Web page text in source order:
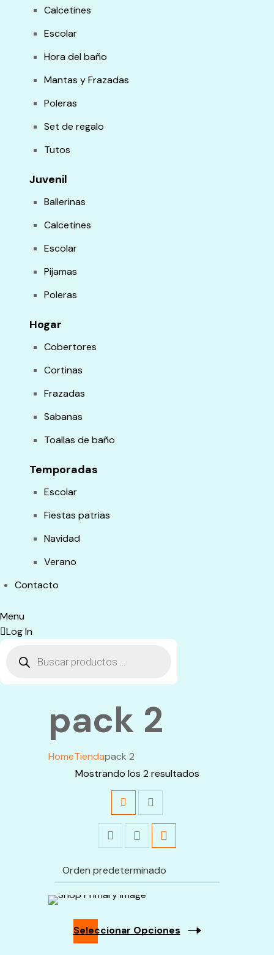
Calcetines
Escolar
Hora del baño
Mantas y Frazadas
Poleras
Set de regalo
Tutos
Juvenil
Ballerinas
Calcetines
Escolar
Pijamas
Poleras
Hogar
Cobertores
Cortinas
Frazadas
Sabanas
Toallas de baño
Temporadas
Escolar
Fiestas patrias
Navidad
Verano
Contacto
Menu
Log In
productos
pack 2
HomeTiendapack 2
Mostrando los 2 resultados
Seleccionar Opciones